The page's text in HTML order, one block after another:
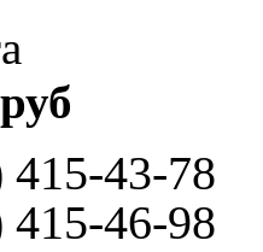
415-43-78
415-46-98